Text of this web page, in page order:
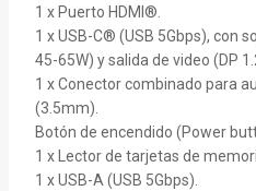
1 x Puerto HDMI®.
1 x USB-C® (USB 5Gbps), con
45-65W) y salida de video (DP
1 x Conector combinado para
(3.5mm).
Botón de encendido (Power
1 x Lector de tarjetas de
1 x USB-A (USB 5Gbps).